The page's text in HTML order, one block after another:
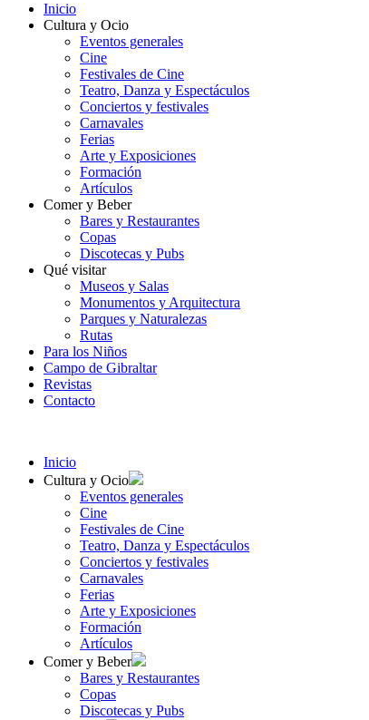
Inicio
Cultura y Ocio
Eventos generales
Cine
Festivales de Cine
Teatro, Danza y Espectáculos
Conciertos y festivales
Carnavales
Ferias
Arte y Exposiciones
Formación
Artículos
Comer y Beber
Bares y Restaurantes
Copas
Discotecas y Pubs
Qué visitar
Museos y Salas
Monumentos y Arquitectura
Parques y Naturalezas
Rutas
Para los Niños
Campo de Gibraltar
Revistas
Contacto
Inicio
Cultura y Ocio
Eventos generales
Cine
Festivales de Cine
Teatro, Danza y Espectáculos
Conciertos y festivales
Carnavales
Ferias
Arte y Exposiciones
Formación
Artículos
Comer y Beber
Bares y Restaurantes
Copas
Discotecas y Pubs